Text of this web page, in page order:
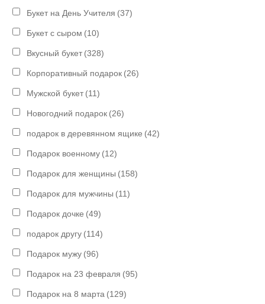
Букет на День Учителя (37)
Букет с сыром (10)
Вкусный букет (328)
Корпоративный подарок (26)
Мужской букет (11)
Новогодний подарок (26)
подарок в деревянном ящике (42)
Подарок военному (12)
Подарок для женщины (158)
Подарок для мужчины (11)
Подарок дочке (49)
подарок другу (114)
Подарок мужу (96)
Подарок на 23 февраля (95)
Подарок на 8 марта (129)